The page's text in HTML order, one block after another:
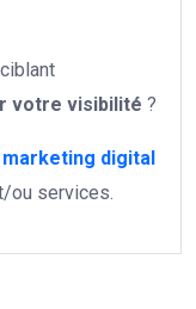
votre visibilité ?
digital
ou services.